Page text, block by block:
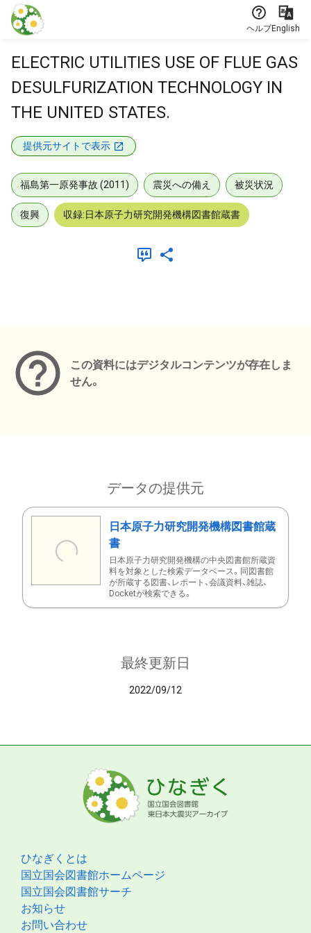
本文に飛ぶ
ヘルプEnglish
ELECTRIC UTILITIES USE OF FLUE GAS
DESULFURIZATION TECHNOLOGY IN
THE UNITED STATES.
提供元サイトで表示
福島第一原発事故 (2011) 震災への備え 被災状況
復興 収録:日本原子力研究開発機構図書館蔵書
この資料にはデジタルコンテンツが存在しま
せん。
データの提供元
日本原子力研究開発機構図書館蔵
書
日本原子力研究開発機構の中央図書館所蔵資
料を対象とした検索データベース。同図書館
が所蔵する図書、レポート、会議資料、雑誌、
Docketが検索できる。
最終更新日
2022/09/12
ひなぎくとは
国立国会図書館ホームページ
国立国会図書館サーチ
お知らせ
お問い合わせ